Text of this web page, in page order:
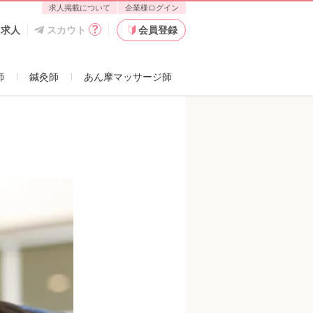
求人掲載について 企業様ログイン
人 スカウト 会員登録
鍼灸師 あん摩マッサージ師